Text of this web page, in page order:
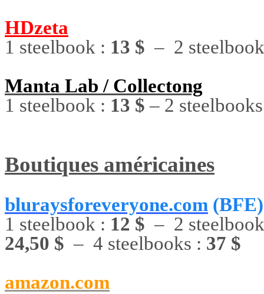
HDzeta
1 steelbook : 13 $ – 2
Manta Lab / Collectong
1 steelbook : 13 $ – 2
Boutiques américaines
bluraysforeveryone.com
1 steelbook : 12 $ – 2
24,50 $ – 4 steelbooks : 37 $
amazon.com